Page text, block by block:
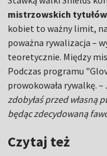
mistrzowskich
kobiet to ważny limit,
poważna rywalizacja –
teoretycznie. Między
Podczas programu
prowokowała rywalkę. –
zdobyłaś przed własną
będąc zdecydowaną
Czytaj też